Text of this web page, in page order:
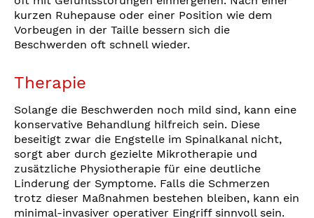
kurzen Ruhepause oder einer Position wie dem
Vorbeugen in der Taille bessern sich die
Beschwerden oft schnell wieder.
Therapie
Solange die Beschwerden noch mild sind, kann eine
konservative Behandlung hilfreich sein. Diese
beseitigt zwar die Engstelle im Spinalkanal nicht,
sorgt aber durch gezielte Mikrotherapie und
zusätzliche Physiotherapie für eine deutliche
Linderung der Symptome. Falls die Schmerzen
trotz dieser Maßnahmen bestehen bleiben, kann ein
minimal-invasiver operativer Eingriff sinnvoll sein.